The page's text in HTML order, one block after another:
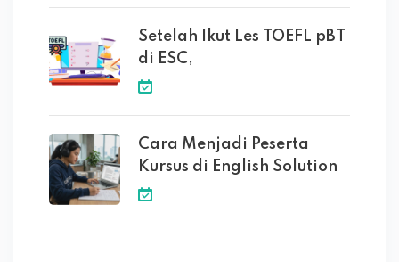
Setelah Ikut Les TOEFL pBT
di ESC,
Cara Menjadi Peserta
Kursus di English Solution